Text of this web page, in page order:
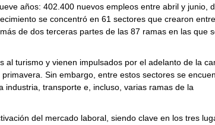
años: 402.400 nuevos empleos entre abril y junio,
se concentró en 61 sectores que crearon
de dos terceras partes de las 87 ramas en las que
turismo y vienen impulsados por el adelanto de la
Sin embargo, entre estos sectores se
transporte e, incluso, varias ramas de la
del mercado laboral, siendo clave en los tres